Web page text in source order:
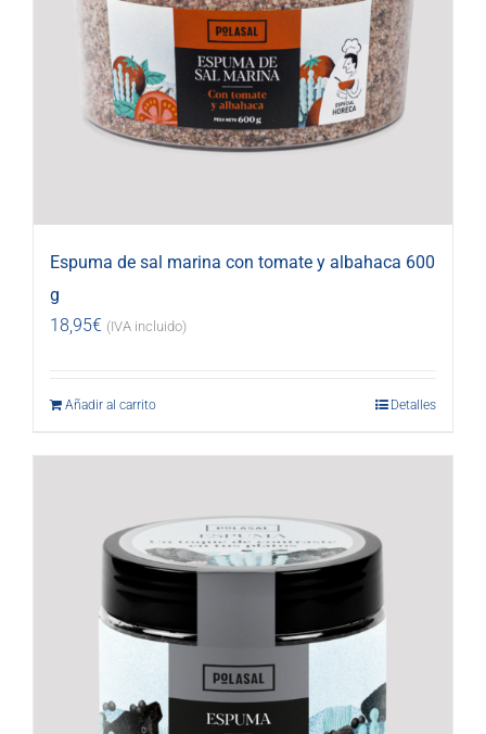
Espuma de sal marina con tomate y albahaca 600
g
18,95€ (IVA incluido)
Añadir al carrito Detalles